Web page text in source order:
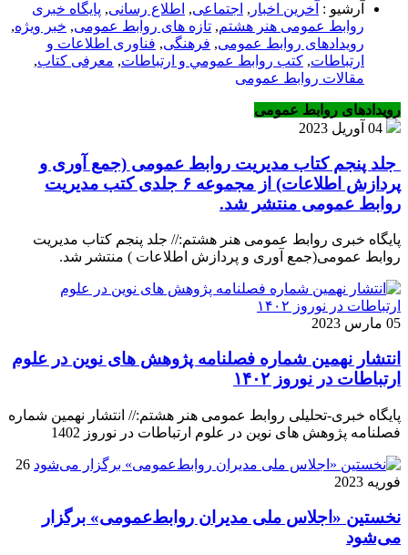
آرشیو : آخرین اخبار , اجتماعی, اطلاع رسانی, پایگاه خبری
روابط عمومی هنر هشتم, تازه های روابط عمومی, خبر ویژه,
رویدادهای روابط عمومی, فرهنگی, فناوری اطلاعات و
ارتباطات, كتب روابط عمومي و ارتباطات, معرفی کتاب,
مقالات روابط عمومی
رویدادهای روابط عمومی
04 آوریل 2023
جلد پنجم کتاب مدیریت روابط عمومی (جمع آوری و
پردازش اطلاعات) از مجموعه ۶ جلدی کتب مدیریت
روابط عمومی منتشر شد.
پایگاه خبری روابط عمومی هنر هشتم:// جلد پنجم کتاب مدیریت
روابط عمومی(جمع آوری و پردازش اطلاعات ) منتشر شد.
05 مارس 2023
انتشار نهمین شماره فصلنامه پژوهش های نوین در علوم
ارتباطات در نوروز ۱۴۰۲
پایگاه خبری-تحلیلی روابط عمومی هنر هشتم:// انتشار نهمین شماره
فصلنامه پژوهش های نوین در علوم ارتباطات در نوروز 1402
26
فوریه 2023
نخستین «اجلاس ملی مدیران روابط‌عمومی» برگزار
می‌شود